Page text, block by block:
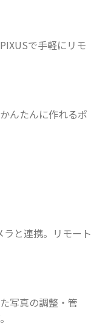
で手軽にリモ
んたんに作れるポ
と連携。リモート
写真の調整・管